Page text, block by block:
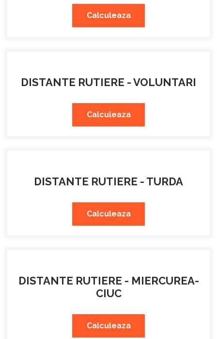
Calculeaza
DISTANTE RUTIERE - VOLUNTARI
Calculeaza
DISTANTE RUTIERE - TURDA
Calculeaza
DISTANTE RUTIERE - MIERCUREA-
CIUC
Calculeaza